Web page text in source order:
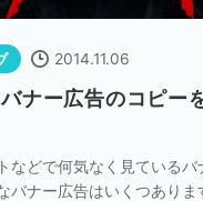
2014.11.06
ナー広告のコピー
などで何気なく見ているバ
バナー広告はいくつありま